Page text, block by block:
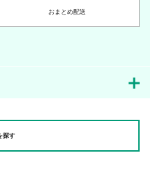
おまとめ配送
探す